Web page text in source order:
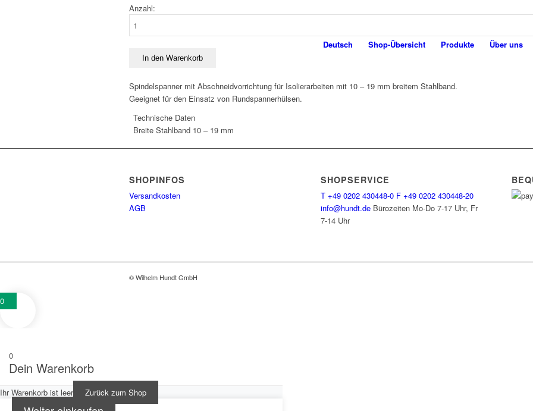
Deutsch Shop-Übersicht Produkte Über uns
Anzahl:
In den Warenkorb
Spindelspanner mit Abschneidvorrichtung für Isolierarbeiten mit 10 – 19 mm breitem Stahlband.
Geeignet für den Einsatz von Rundspannerhülsen.
Technische Daten
Breite Stahlband 10 – 19 mm
SHOPINFOS
Versandkosten
AGB
SHOPSERVICE
T +49 0202 430448-0 F +49 0202 430448-20
info@hundt.de Bürozeiten Mo-Do 7-17 Uhr, Fr
7-14 Uhr
© Wilhelm Hundt GmbH
0
0
Dein Warenkorb
Ihr Warenkorb ist leer Zurück zum Shop